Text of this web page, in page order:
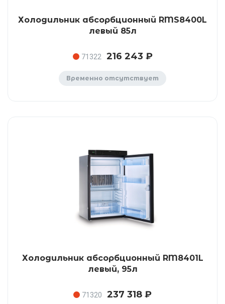
Холодильник абсорбционный RMS8400L
левый 85л
71322 216 243 ₽
Временно отсутствует
Холодильник абсорбционный RM8401L
левый, 95л
71320 237 318 ₽